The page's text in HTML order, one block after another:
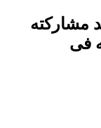
مشاركته
فى